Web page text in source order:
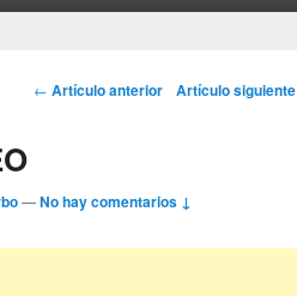
Post navigation
← Artículo anterior Artículo siguiente
—No hay comentarios ↓